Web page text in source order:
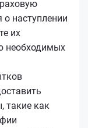
наступлении
их
необходимых
такие как